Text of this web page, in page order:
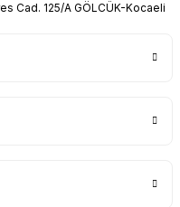
Cad. 125/A GÖLCÜK-Kocaeli